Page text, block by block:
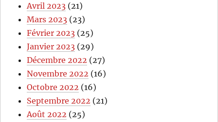
Avril 2023 (21)
Mars 2023 (23)
Février 2023 (25)
Janvier 2023 (29)
Décembre 2022 (27)
Novembre 2022 (16)
Octobre 2022 (16)
Septembre 2022 (21)
Août 2022 (25)